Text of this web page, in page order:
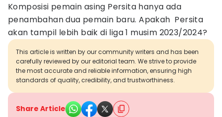
Komposisi pemain asing Persita hanya ada
penambahan dua pemain baru. Apakah Persita
akan tampil lebih baik di liga 1 musim 2023/2024?
This article is written by our community writers and has been
carefully reviewed by our editorial team. We strive to provide
the most accurate and reliable information, ensuring high
standards of quality, credibility, and trustworthiness.
Share Article